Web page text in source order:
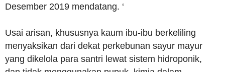
Desember 2019 mendatang. ‘
Usai arisan, khususnya kaum ibu-ibu berkeliling
menyaksikan dari dekat perkebunan sayur mayur
yang dikelola para santri lewat sistem hidroponik,